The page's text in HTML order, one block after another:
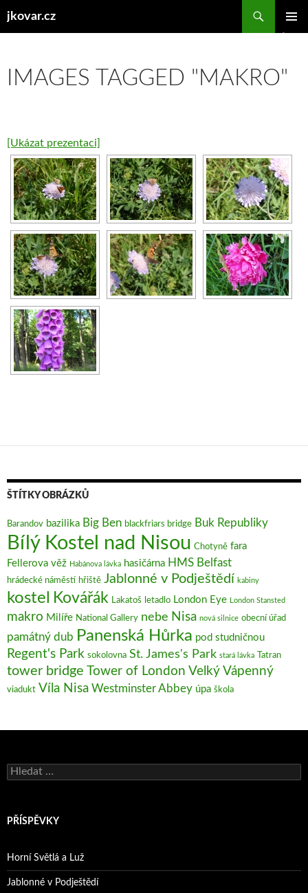
jkovar.cz
WEBU
IMAGES TAGGED "MAKRO"
[Ukázat prezentaci]
ŠTÍTKY OBRÁZKŮ
Barandov bazilika Big Ben blackfriars bridge Buk Republiky
Bílý Kostel nad Nisou Chotyně fara
Fellerova věž Habánova lávka hasičárna HMS Belfast
hrádecké náměstí hřiště Jablonné v Podještědí kabiny
kostel Kovářák Lakatoš letadlo London Eye London Stansted
makro Milíře National Gallery nebe Nisa nová silnice obecní úřad
památný dub Panenská Hůrka pod studničnou
Regent's Park sokolovna St. James's Park stará lávka Tatran
tower bridge Tower of London Velký Vápenný
viadukt Víla Nisa Westminster Abbey úpa škola
Vyhledávání
PŘÍSPĚVKY
Horní Světlá a Luž
Jablonné v Podještědí